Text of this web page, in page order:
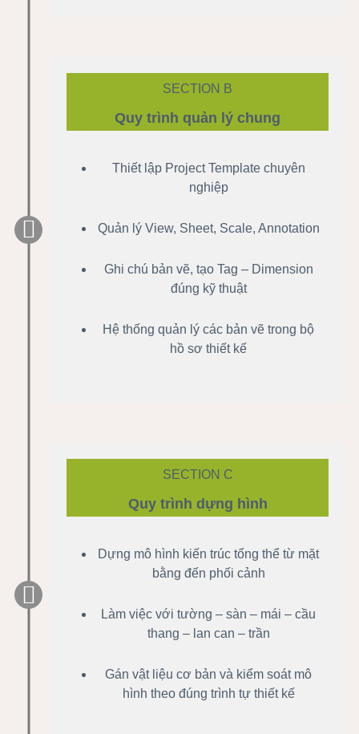
SECTION B
Quy trình quản lý chung
Thiết lập Project Template chuyên
nghiệp
Quản lý View, Sheet, Scale, Annotation
Ghi chú bản vẽ, tạo Tag – Dimension
đúng kỹ thuật
Hệ thống quản lý các bản vẽ trong bộ
hồ sơ thiết kế
SECTION C
Quy trình dựng hình
Dựng mô hình kiến trúc tổng thể từ mặt
bằng đến phối cảnh
Làm việc với tường – sàn – mái – cầu
thang – lan can – trần
Gán vật liệu cơ bản và kiểm soát mô
hình theo đúng trình tự thiết kế